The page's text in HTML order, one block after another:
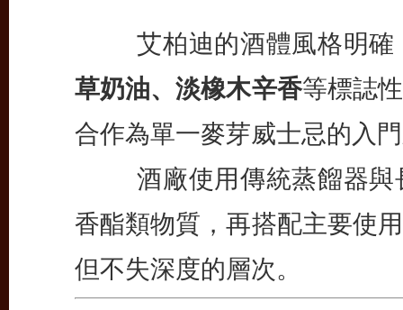
艾柏迪的酒體風格明確
草奶油、淡橡木辛香等標誌
合作為單一麥芽威士忌的入
酒廠使用傳統蒸餾器與
香酯類物質，再搭配主要使
但不失深度的層次。